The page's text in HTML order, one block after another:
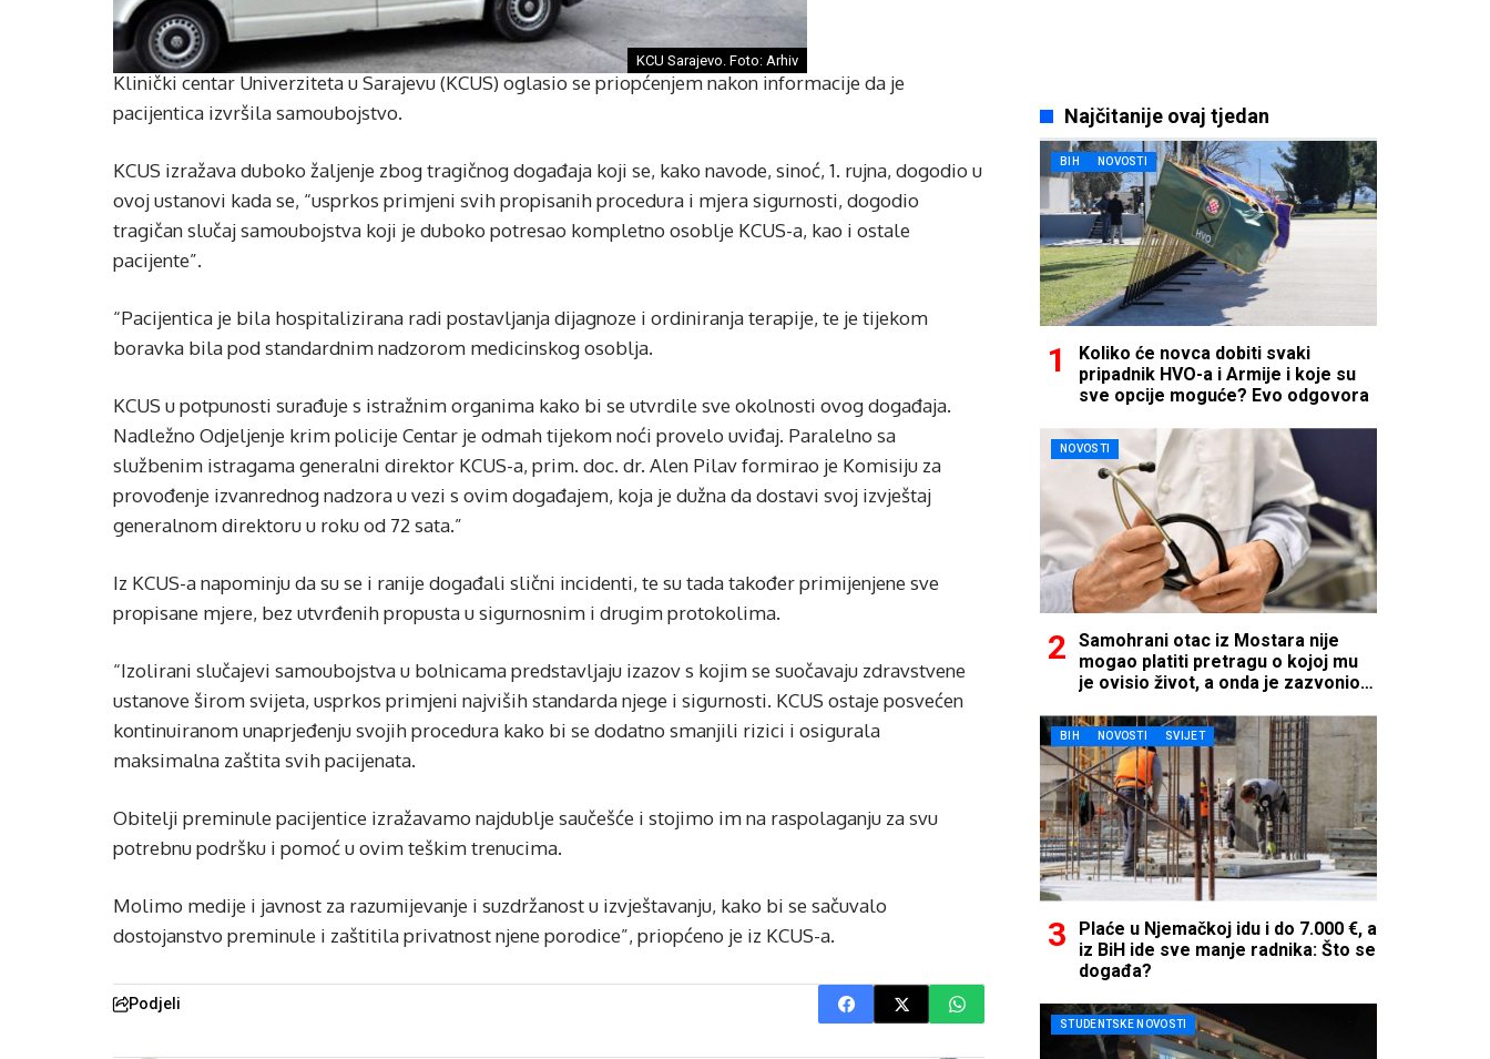
KCU Sarajevo. Foto: Arhiv
Klinički centar Univerziteta u Sarajevu (KCUS) oglasio se priopćenjem nakon informacije da je
pacijentica izvršila samoubojstvo.
KCUS izražava duboko žaljenje zbog tragičnog događaja koji se, kako navode, sinoć, 1. rujna, dogodio u
ovoj ustanovi kada se, “usprkos primjeni svih propisanih procedura i mjera sigurnosti, dogodio
tragičan slučaj samoubojstva koji je duboko potresao kompletno osoblje KCUS-a, kao i ostale
pacijente”.
“Pacijentica je bila hospitalizirana radi postavljanja dijagnoze i ordiniranja terapije, te je tijekom
boravka bila pod standardnim nadzorom medicinskog osoblja.
KCUS u potpunosti surađuje s istražnim organima kako bi se utvrdile sve okolnosti ovog događaja.
Nadležno Odjeljenje krim policije Centar je odmah tijekom noći provelo uviđaj. Paralelno sa
službenim istragama generalni direktor KCUS-a, prim. doc. dr. Alen Pilav formirao je Komisiju za
provođenje izvanrednog nadzora u vezi s ovim događajem, koja je dužna da dostavi svoj izvještaj
generalnom direktoru u roku od 72 sata.”
Iz KCUS-a napominju da su se i ranije događali slični incidenti, te su tada također primijenjene sve
propisane mjere, bez utvrđenih propusta u sigurnosnim i drugim protokolima.
“Izolirani slučajevi samoubojstva u bolnicama predstavljaju izazov s kojim se suočavaju zdravstvene
ustanove širom svijeta, usprkos primjeni najviših standarda njege i sigurnosti. KCUS ostaje posvećen
kontinuiranom unaprjeđenju svojih procedura kako bi se dodatno smanjili rizici i osigurala
maksimalna zaštita svih pacijenata.
Obitelji preminule pacijentice izražavamo najdublje saučešće i stojimo im na raspolaganju za svu
potrebnu podršku i pomoć u ovim teškim trenucima.
Molimo medije i javnost za razumijevanje i suzdržanost u izvještavanju, kako bi se sačuvalo
dostojanstvo preminule i zaštitila privatnost njene porodice”, priopćeno je iz KCUS-a.
Podjeli
Najčitanije ovaj tjedan
BIH NOVOSTI
Koliko će novca dobiti svaki
pripadnik HVO-a i Armije i koje su
sve opcije moguće? Evo odgovora
NOVOSTI
Samohrani otac iz Mostara nije
mogao platiti pretragu o kojoj mu
je ovisio život, a onda je zazvonio
BIH NOVOSTI SVIJET
Plaće u Njemačkoj idu i do 7.000 €, a
iz BiH ide sve manje radnika: Što se
događa?
STUDENTSKE NOVOSTI